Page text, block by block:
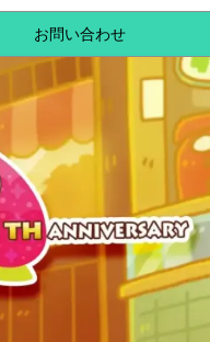
お問い合わせ